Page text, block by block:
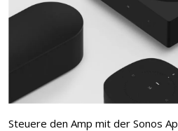
Steuere den Amp mit der Sonos